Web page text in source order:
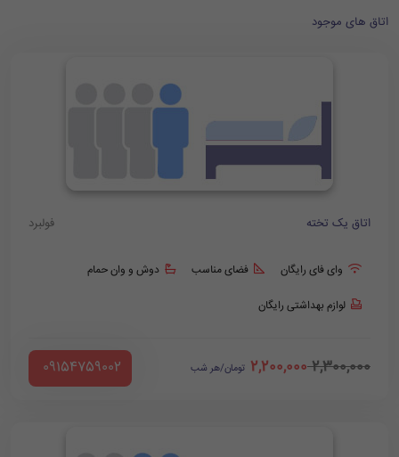
اتاق های موجود
اتاق یک تخته فولبرد
وای فای رایگان فضای مناسب دوش و وان حمام
لوازم بهداشتی رایگان
2,300,000
2,200,000 تومان/هر شب ‪ 09154759002